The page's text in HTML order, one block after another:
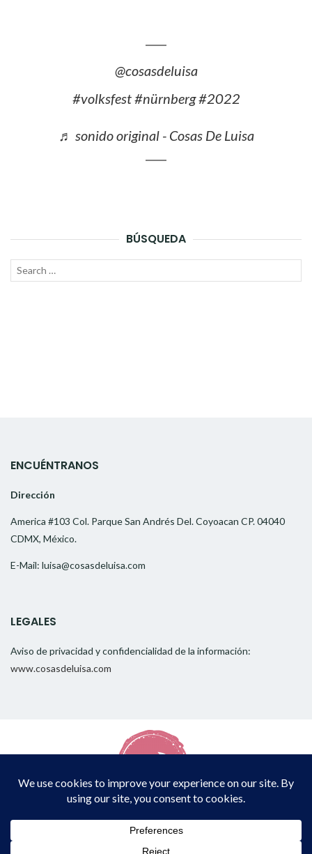
@cosasdeluisa
#volksfest#nürnberg#2022
♬ sonido original - Cosas De Luisa
BÚSQUEDA
Search
ENCUÉNTRANOS
Dirección
America #103 Col. Parque San Andrés Del. Coyoacan CP. 04040
CDMX, México.
E-Mail: luisa@cosasdeluisa.com
LEGALES
Aviso de privacidad y confidencialidad de la información:
www.cosasdeluisa.com
CosasDeLuisa